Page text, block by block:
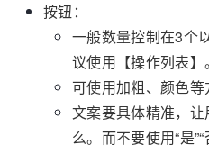
按钮：
一般数量控制在3个
议使用【操作列表】。
可使用加粗、颜色等
文案要具体精准，
么。而不要使用“是